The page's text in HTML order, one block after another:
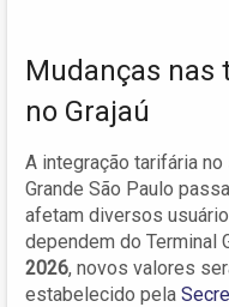
Mudanças nas
no Grajaú
A integração tarifária
Grande São Paulo
afetam diversos
dependem do Terminal
2026, novos valores
estabelecido pela